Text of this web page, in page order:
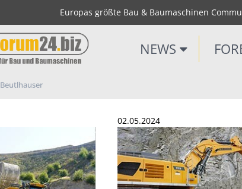
Europas größte Bau & Baumaschinen
NEWS
Beutlhauser
02.05.2024